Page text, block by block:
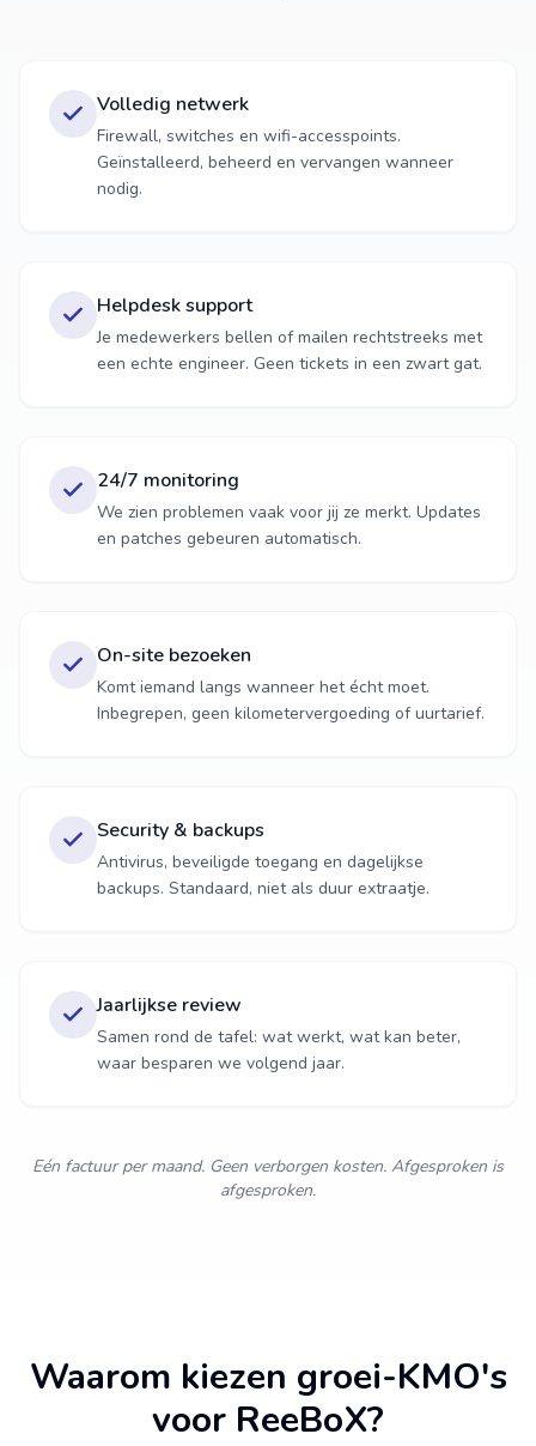
Volledig netwerk
Firewall, switches en wifi-accesspoints.
Geïnstalleerd, beheerd en vervangen wanneer
nodig.
Helpdesk support
Je medewerkers bellen of mailen rechtstreeks met
een echte engineer. Geen tickets in een zwart gat.
24/7 monitoring
We zien problemen vaak voor jij ze merkt. Updates
en patches gebeuren automatisch.
On-site bezoeken
Komt iemand langs wanneer het écht moet.
Inbegrepen, geen kilometervergoeding of uurtarief.
Security & backups
Antivirus, beveiligde toegang en dagelijkse
backups. Standaard, niet als duur extraatje.
Jaarlijkse review
Samen rond de tafel: wat werkt, wat kan beter,
waar besparen we volgend jaar.
Eén factuur per maand. Geen verborgen kosten. Afgesproken is
afgesproken.
Waarom kiezen groei-KMO's
voor ReeBoX?